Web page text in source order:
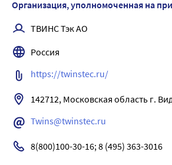
Организация, уполномоченная на
ТВИНС Тэк АО
Россия
https://twinstec.ru/
142712, Московская область г.
Twins@twinstec.ru
8(800)100-30-16; 8 (495) 363-3016